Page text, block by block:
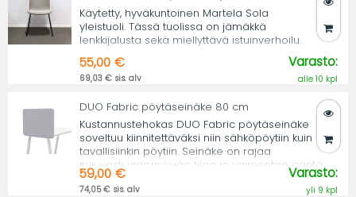
Käytetty, hyväkuntoinen Martela Sola
yleistuoli. Tässä tuolissa on jämäkkä
lenkkijalusta sekä miellyttävä istuinverhoilu.
55,00 €
69,03 € sis. alv
Varasto:
alle 10 kpl
DUO Fabric pöytäseinäke 80 cm
Kustannustehokas DUO Fabric pöytäseinäke
soveltuu kiinnitettäväksi niin sähköpöytiin kuin
tavallisiinkin pöytiin. Seinäke on rajaa
sujuvasti ympäröivää tilaa ja vaimentaa ääntä.
59,00 €
74,05 € sis. alv
Varasto:
yli 9 kpl